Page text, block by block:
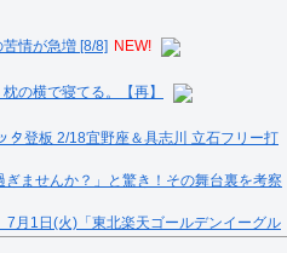
情が急増 [8/8] NEW!
の横で寝てる。【再】
タ登板 2/18宜野座＆具志川 立石フリー打
ませんか？」と驚き！その舞台裏を考察
7月1日(火)「東北楽天ゴールデンイーグル